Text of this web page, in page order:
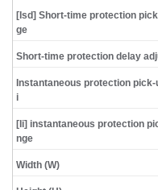
[Isd] Short-time protection
ge
Short-time protection delay
Instantaneous protection pick-
i
[Ii] instantaneous protection
nge
Width (W)